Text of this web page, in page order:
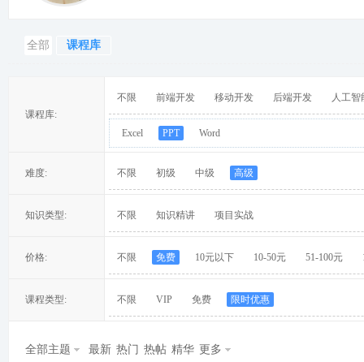
全部 课程库
课程库:
不限 前端开发 移动开发 后端开发 人工智
Excel PPT Word
难度: 不限 初级 中级 高级
知识类型: 不限 知识精讲 项目实战
价格: 不限 免费 10元以下 10-50元 51-100元
课程类型: 不限 VIP 免费 限时优惠
全部主题 最新 热门 热帖 精华 更多